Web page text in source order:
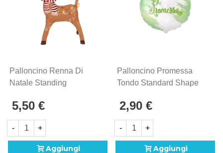
Palloncino Renna Di
Natale Standing
5,50 €
- +
Aggiungi
Palloncino Promessa
Tondo Standard Shape
2,90 €
- +
Aggiungi